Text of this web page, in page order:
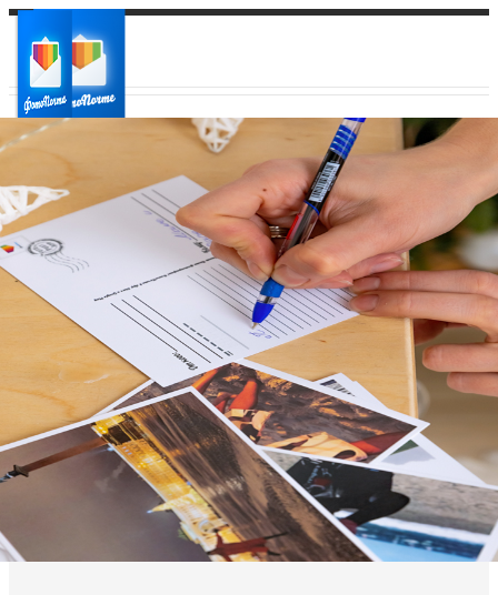
Ваш город:
Ваш регион доставки
Выберите из списка: